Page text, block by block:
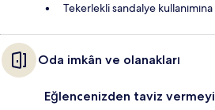
Tekerlekli sandalye
Oda imkân ve olanakları
Eğlencenizden taviz